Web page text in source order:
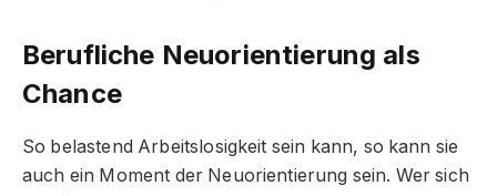
Berufliche Neuorientierung als
Chance
So belastend Arbeitslosigkeit sein kann, so kann sie
auch ein Moment der Neuorientierung sein. Wer sich